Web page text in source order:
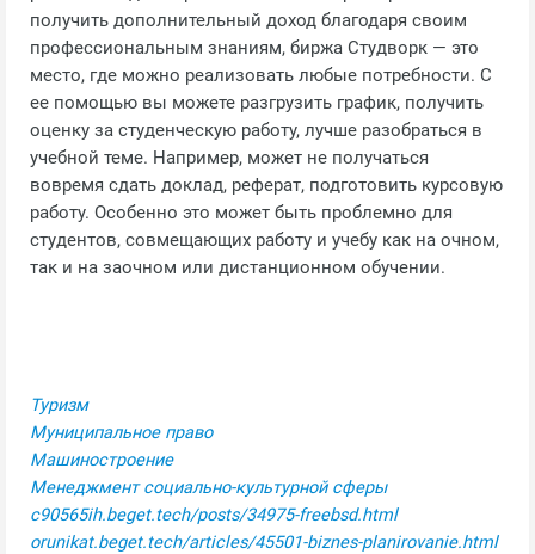
получить дополнительный доход благодаря своим
профессиональным знаниям, биржа Студворк — это
место, где можно реализовать любые потребности. С
ее помощью вы можете разгрузить график, получить
оценку за студенческую работу, лучше разобраться в
учебной теме. Например, может не получаться
вовремя сдать доклад, реферат, подготовить курсовую
работу. Особенно это может быть проблемно для
студентов, совмещающих работу и учебу как на очном,
так и на заочном или дистанционном обучении.
Туризм
Муниципальное право
Машиностроение
Менеджмент социально-культурной сферы
c90565ih.beget.tech/posts/34975-freebsd.html
orunikat.beget.tech/articles/45501-biznes-planirovanie.html